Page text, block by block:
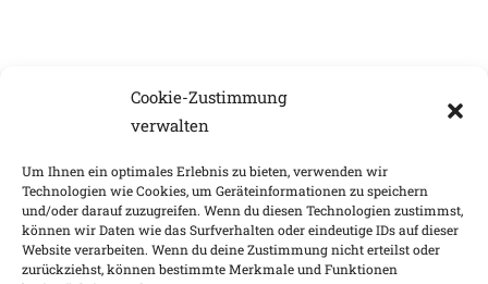
Cookie-Zustimmung
verwalten
Um Ihnen ein optimales Erlebnis zu bieten, verwenden wir
Technologien wie Cookies, um Geräteinformationen zu speichern
und/oder darauf zuzugreifen. Wenn du diesen Technologien zustimmst,
können wir Daten wie das Surfverhalten oder eindeutige IDs auf dieser
Website verarbeiten. Wenn du deine Zustimmung nicht erteilst oder
zurückziehst, können bestimmte Merkmale und Funktionen
Impressum Nachhaltigkeitsfaktoren
Datenschutz Barrierefreiheit Kontakt